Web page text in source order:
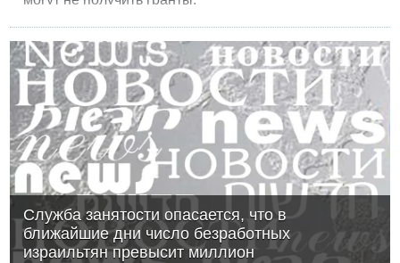
Служба занятости опасается, что в
ближайшие дни число безработных
израильтян превысит миллион